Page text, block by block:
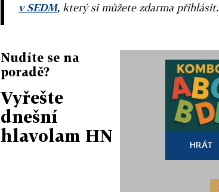
v SEDM, který si můžete zdarma přihlásit.
Nudíte se na
poradě?
Vyřešte
dnešní
hlavolam HN
HRÁT